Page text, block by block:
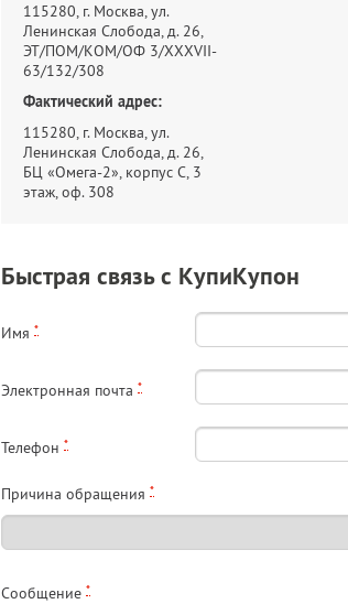
115280, г. Москва, ул.
Ленинская Слобода, д. 26,
ЭТ/ПОМ/КОМ/ОФ 3/XXXVII-
63/132/308
Фактический адрес:
115280, г. Москва, ул.
Ленинская Слобода, д. 26,
БЦ «Омега-2», корпус С, 3
этаж, оф. 308
Быстрая связь с КупиКупон
*
Имя
*
Электронная почта
*
Телефон
*
Причина обращения
*
Сообщение